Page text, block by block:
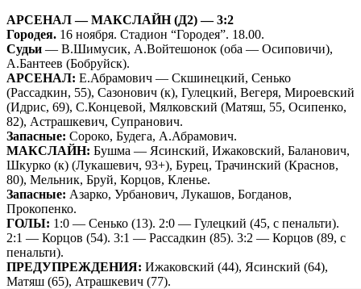
АРСЕНАЛ — МАКСЛАЙН (Д2) — 3:2
Городея. 16 ноября. Стадион “Городея”. 18.00.
Судьи — В.Шимусик, А.Войтешонок (оба — Осиповичи),
А.Бантеев (Бобруйск).
АРСЕНАЛ: Е.Абрамович — Скшинецкий, Сенько
(Рассадкин, 55), Сазонович (к), Гулецкий, Вегеря, Мироевский
(Идрис, 69), С.Концевой, Мялковский (Матяш, 55, Осипенко,
82), Астрашкевич, Супранович.
Запасные: Сороко, Будега, А.Абрамович.
МАКСЛАЙН: Бушма — Ясинский, Ижаковский, Баланович,
Шкурко (к) (Лукашевич, 93+), Бурец, Трачинский (Краснов,
80), Мельник, Бруй, Корцов, Кленье.
Запасные: Азарко, Урбанович, Лукашов, Богданов,
Прокопенко.
ГОЛЫ: 1:0 — Сенько (13). 2:0 — Гулецкий (45, с пенальти).
2:1 — Корцов (54). 3:1 — Рассадкин (85). 3:2 — Корцов (89, с
пенальти).
ПРЕДУПРЕЖДЕНИЯ: Ижаковский (44), Ясинский (64),
Матяш (65), Атрашкевич (77).